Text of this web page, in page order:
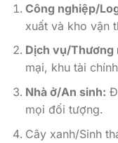
Công nghiệp/
xuất và kho vận
Dịch vụ/Thương
mại, khu tài
Nhà ở/An sinh:
mọi đối tượng.
Cây xanh/Sinh